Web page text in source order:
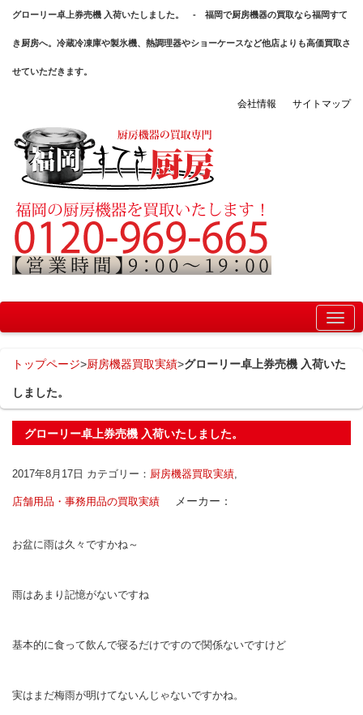
グローリー卓上券売機 入荷いたしました。 - 福岡で厨房機器の買取なら福岡すて
き厨房へ。冷蔵冷凍庫や製氷機、熱調理器やショーケースなど他店よりも高価買取さ
せていただきます。
会社情報 サイトマップ
トップページ>厨房機器買取実績>グローリー卓上券売機 入荷いた
しました。
グローリー卓上券売機 入荷いたしました。
2017年8月17日 カテゴリー： 厨房機器買取実績,
店舗用品・事務用品の買取実績 メーカー：
お盆に雨は久々ですかね～
雨はあまり記憶がないですね
基本的に食って飲んで寝るだけですので関係ないですけど
実はまだ梅雨が明けてないんじゃないですかね。